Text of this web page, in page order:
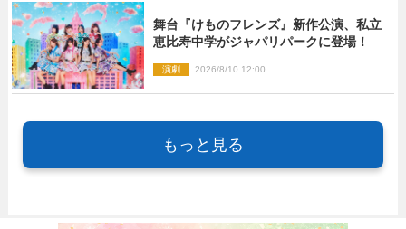
舞台『けものフレンズ』新作公演、私立
恵比寿中学がジャパリパークに登場！
演劇 2026/8/10 12:00
もっと見る